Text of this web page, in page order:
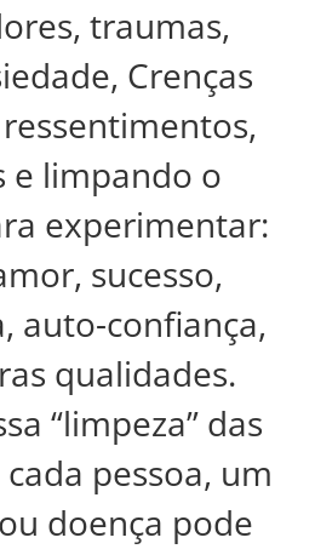
traumas,
Crenças
e limpando o
experimentar:
sucesso,
auto-confiança,
qualidades.
“limpeza” das
pessoa, um
doença pode